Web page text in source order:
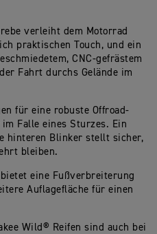
verleiht dem Motorrad
praktischen Touch, und ein
CNC-gefrästem
Fahrt durchs Gelände im
für eine robuste Offroad-
Falle eines Sturzes. Ein
hinteren Blinker stellt sicher,
bleiben.
eine Fußverbreiterung
Auflagefläche für einen
Wild® Reifen sind auch bei